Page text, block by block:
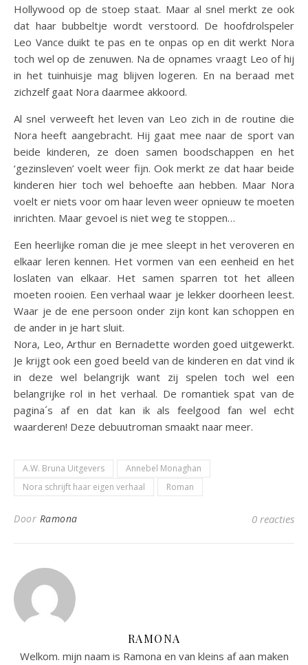
Hollywood op de stoep staat. Maar al snel merkt ze ook
dat haar bubbeltje wordt verstoord. De hoofdrolspeler
Leo Vance duikt te pas en te onpas op en dit werkt Nora
toch wel op de zenuwen. Na de opnames vraagt Leo of hij
in het tuinhuisje mag blijven logeren. En na beraad met
zichzelf gaat Nora daarmee akkoord.
Al snel verweeft het leven van Leo zich in de routine die
Nora heeft aangebracht. Hij gaat mee naar de sport van
beide kinderen, ze doen samen boodschappen en het
‘gezinsleven’ voelt weer fijn. Ook merkt ze dat haar beide
kinderen hier toch wel behoefte aan hebben. Maar Nora
voelt er niets voor om haar leven weer opnieuw te moeten
inrichten. Maar gevoel is niet weg te stoppen…
Een heerlijke roman die je mee sleept in het veroveren en
elkaar leren kennen. Het vormen van een eenheid en het
loslaten van elkaar. Het samen sparren tot het alleen
moeten rooien. Een verhaal waar je lekker doorheen leest.
Waar je de ene persoon onder zijn kont kan schoppen en
de ander in je hart sluit.
Nora, Leo, Arthur en Bernadette worden goed uitgewerkt.
Je krijgt ook een goed beeld van de kinderen en dat vind ik
in deze wel belangrijk want zij spelen toch wel een
belangrijke rol in het verhaal. De romantiek spat van de
pagina´s af en dat kan ik als feelgood fan wel echt
waarderen! Deze debuutroman smaakt naar meer.
A.W. Bruna Uitgevers
Annebel Monaghan
Nora schrijft haar eigen verhaal
Roman
Door Ramona 0 reacties
RAMONA
Welkom. mijn naam is Ramona en van kleins af aan maken